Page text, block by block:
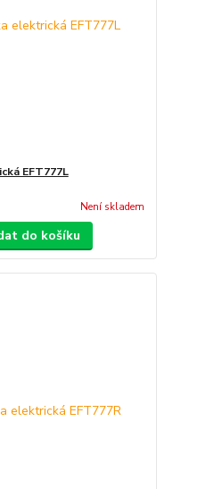
EFT777L
Není skladem
do košíku